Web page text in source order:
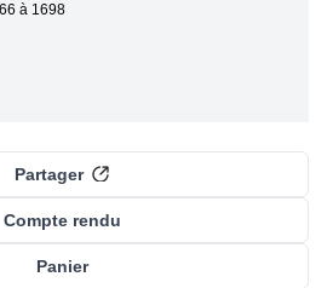
à 1698
Compte rendu
Panier
Partager